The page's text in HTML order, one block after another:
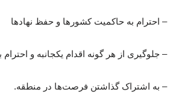
– احترام به حاکمیت کشورها و حفظ نهادها
– جلوگیری از هر گونه اقدام یکجانبه و
– به اشتراک گذاشتن فرصت‌ها در منطقه.